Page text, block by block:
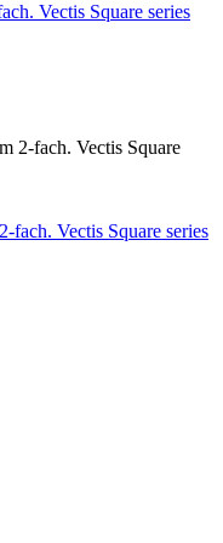
Vectis Square series
fach. Vectis Square series